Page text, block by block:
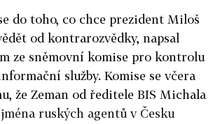
do toho, co chce prezident Miloš
od kontrarozvědky, napsal
ze sněmovní komise pro kontrolu
služby. Komise se včera
že Zeman od ředitele BIS Michala
ruských agentů v Česku